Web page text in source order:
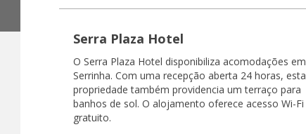
Serra Plaza Hotel
O Serra Plaza Hotel disponibiliza acomodações em
Serrinha. Com uma recepção aberta 24 horas, esta
propriedade também providencia um terraço para
banhos de sol. O alojamento oferece acesso Wi-Fi
gratuito.